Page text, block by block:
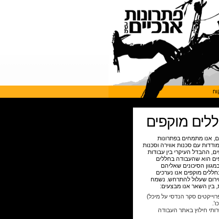
מוקפים
אנו מתמחים בפתרונות
עם סכנות אווירה וסכנות
ההבדל העיקרי בין עבודות
הוא שהעבודה בחללים
הסיכונים שאליהם
מוקפים אנו נערכים
שעלול להתרחש. נשמח
בין השאר אנו מבצעים:
סקר הנדסי על מיכל)
חילוץ באתר העבודה